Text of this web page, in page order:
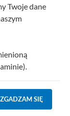
Twoje dane
ZGADZAM SIĘ